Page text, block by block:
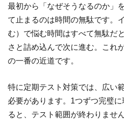
最初から「なぜそうなるのか」
て止まるのは時間の無駄です。
む）で悩む時間はすべて無駄だ
さと詰め込んで次に進む。これ
の一番の近道です。
特に定期テスト対策では、広い
必要があります。1つずつ完璧
ると、テスト範囲が終わりませ